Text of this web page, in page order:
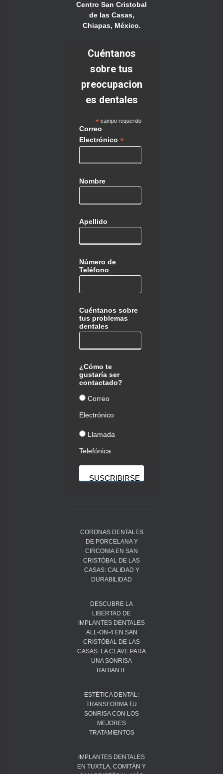
Centro San Cristobal
de las Casas,
Chiapas, México.
Cuéntanos
sobre tus
preocupacion
es dentales
*campo requerido
Correo
Electrónico *
Nombre
Apellido
Número de
Teléfono
Cuéntanos sobre
tus problemas
dentales
¿Cómo te
gustaría ser
contactado?
Correo
Electrónico
Llamada
Telefónica
CORONAS DENTALES
DE PORCELANA Y
CIRCONIA EN SAN
CRISTÓBAL DE LAS
CASAS: CALIDAD Y
DURABILIDAD
DESCUBRE LA
LIBERTAD DE
IMPLANTES DENTALES
ALL-ON-4 EN SAN
CRISTÓBAL DE LAS
CASAS: LA CLAVE PARA
UNA SONRISA
RADIANTE
ESTÉTICA DENTAL:
TRANSFORMA TU
SONRISA CON LOS
MEJORES
TRATAMIENTOS
IMPLANTES DENTALES
EN TUXTLA, COMITÁN Y